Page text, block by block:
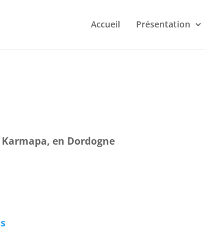
Accueil Présentation
Karmapa, en Dordogne